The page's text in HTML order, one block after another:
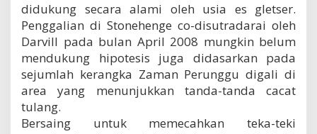
didukung secara alami oleh usia es gletser.
Penggalian di Stonehenge co-disutradarai oleh
Darvill pada bulan April 2008 mungkin belum
mendukung hipotesis juga didasarkan pada
sejumlah kerangka Zaman Perunggu digali di
area yang menunjukkan tanda-tanda cacat
tulang.
Bersaing untuk memecahkan teka-teki